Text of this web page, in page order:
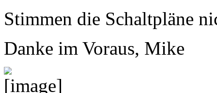
Stimmen die Schaltpläne
Danke im Voraus, Mike